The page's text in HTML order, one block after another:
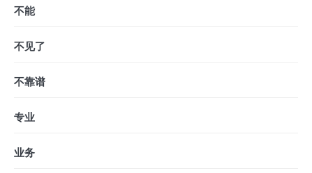
不能
不见了
不靠谱
专业
业务